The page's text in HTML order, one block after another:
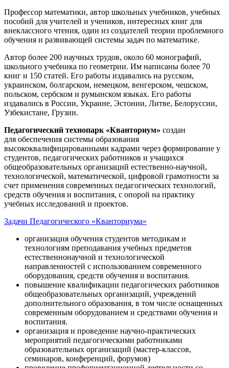
Профессор математики, автор школьных учебников, учебных
пособий для учителей и учеников, интересных книг для
внеклассного чтения, один из создателей теории проблемного
обучения и развивающей системы задач по математике.
Автор более 200 научных трудов, около 60 монографий,
школьного учебника по геометрии. Им написаны более 70
книг и 150 статей. Его работы издавались на русском,
украинском, болгарском, немецком, венгерском, чешском,
польском, сербском и румынском языках. Его работы
издавались в России, Украине, Эстонии, Литве, Белоруссии,
Узбекистане, Грузии.
Педагогический технопарк «Кванториум» создан
для обеспечения системы образования
высококвалифицированными кадрами через формирование у
студентов, педагогических работников и учащихся
общеобразовательных организаций естественно-научной,
технологической, математической, цифровой грамотности за
счет применения современных педагогических технологий,
средств обучения и воспитания, с опорой на практику
учебных исследований и проектов.
Задачи Педагогического «Кванториума»
организация обучения студентов методикам и
технологиям преподавания учебных предметов
естественнонаучной и технологической
направленностей с использованием современного
оборудования, средств обучения и воспитания.
повышение квалификации педагогических работников
общеобразовательных организаций, учреждений
дополнительного образования, в том числе оснащенных
современным оборудованием и средствами обучения и
воспитания.
организация и проведение научно-практических
мероприятий педагогическими работниками
образовательных организаций (мастер-классов,
семинаров, конференций, форумов)